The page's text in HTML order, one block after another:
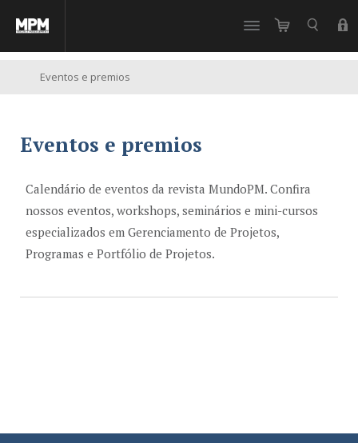
Eventos e premios
Eventos e premios
Calendário de eventos da revista MundoPM. Confira
nossos eventos, workshops, seminários e mini-cursos
especializados em Gerenciamento de Projetos,
Programas e Portfólio de Projetos.